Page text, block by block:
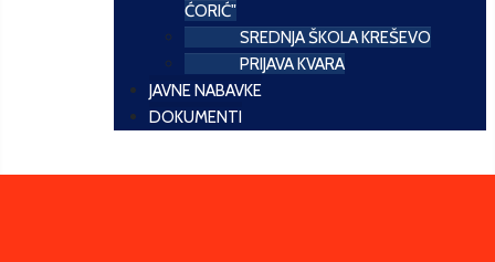
ĆORIĆ"
SREDNJA ŠKOLA KREŠEVO
PRIJAVA KVARA
JAVNE NABAVKE
DOKUMENTI